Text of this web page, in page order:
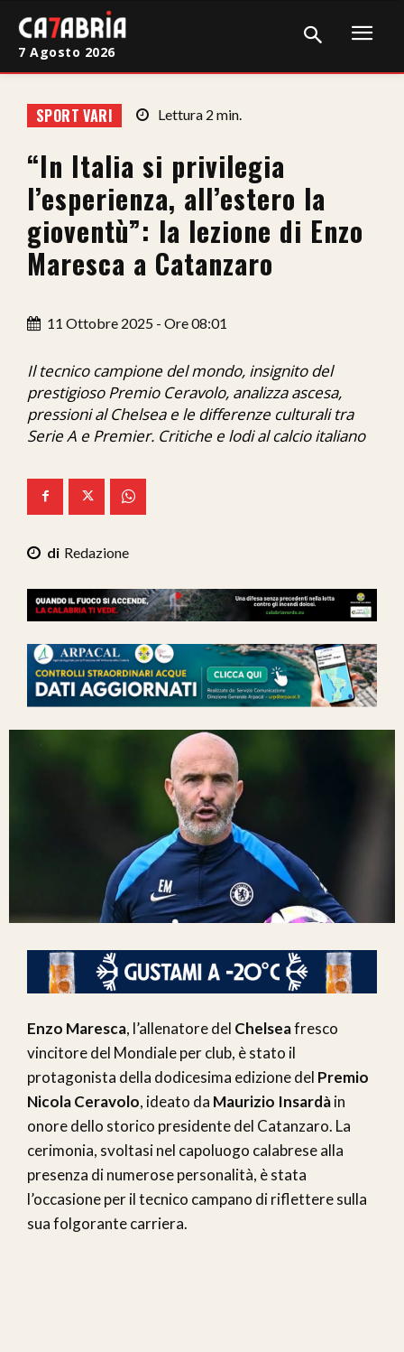
Cronaca
Giudiziaria
Politica
Sport
Sanità
Economia
Ita-Mondo
We Calabria
7 Agosto 2026
SPORT VARI Lettura 2 min.
“In Italia si privilegia
l’esperienza, all’estero la
gioventù”: la lezione di Enzo
Maresca a Catanzaro
11 Ottobre 2025 - Ore 08:01
Il tecnico campione del mondo, insignito del
prestigioso Premio Ceravolo, analizza ascesa,
pressioni al Chelsea e le differenze culturali tra
Serie A e Premier. Critiche e lodi al calcio italiano
Redazione
Enzo Maresca, l’allenatore del Chelseafresco
vincitore del Mondiale per club, è stato il
protagonista della dodicesima edizione del Premio
Nicola Ceravolo, ideato da Maurizio Insardàin
onore dello storico presidente del Catanzaro. La
cerimonia, svoltasi nel capoluogo calabrese alla
presenza di numerose personalità, è stata
l’occasione per il tecnico campano di riflettere sulla
sua folgorante carriera.